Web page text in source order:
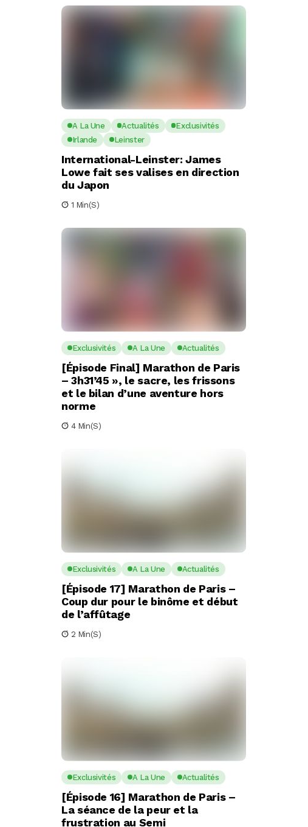
A La Une Actualités
Exclusivités
Irlande
Leinster
International-Leinster: James
Lowe fait ses valises en direction
du Japon
1 Min(s)
Exclusivités A La Une Actualités
[Épisode Final] Marathon de Paris
– 3h31’45 », le sacre, les frissons
et le bilan d’une aventure hors
norme
4 Min(s)
Exclusivités A La Une Actualités
[Épisode 17] Marathon de Paris –
Coup dur pour le binôme et début
de l’affûtage
2 Min(s)
Exclusivités A La Une Actualités
[Épisode 16] Marathon de Paris –
La séance de la peur et la
frustration au Semi